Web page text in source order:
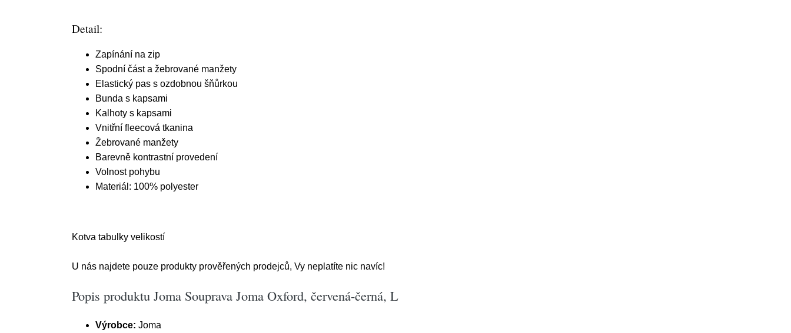
Detail:
Zapínání na zip
Spodní část a žebrované manžety
Elastický pas s ozdobnou šňůrkou
Bunda s kapsami
Kalhoty s kapsami
Vnitřní fleecová tkanina
Žebrované manžety
Barevně kontrastní provedení
Volnost pohybu
Materiál: 100% polyester
Kotva tabulky velikostí
U nás najdete pouze produkty prověřených prodejců, Vy neplatíte nic navíc!
Popis produktu Joma Souprava Joma Oxford, červená-černá, L
Výrobce: Joma